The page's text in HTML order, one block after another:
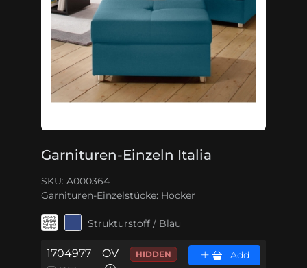
Garnituren-Einzeln Italia
SKU: A000364
Garnituren-Einzelstücke: Hocker
Strukturstoff / Blau
1704977 OV HIDDEN Add